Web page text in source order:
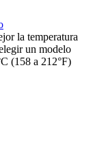
la temperatura
un modelo
(158 a 212°F)